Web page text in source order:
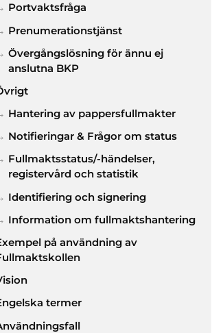
Portvaktsfråga
Prenumerationstjänst
Övergångslösning för ännu ej
anslutna BKP
Hantering av pappersfullmakter
Notifieringar & Frågor om status
Fullmaktsstatus/-händelser,
registervård och statistik
Identifiering och signering
Information om fullmaktshantering
på användning av
termer